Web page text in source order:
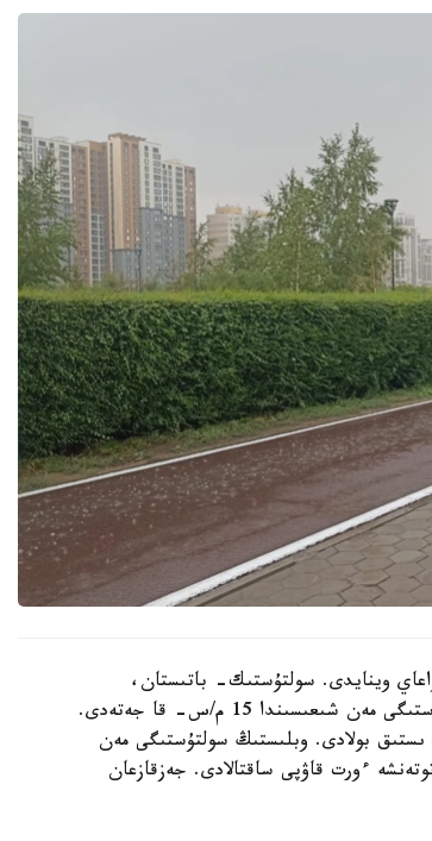
وينايدى. سولتۇستىك- باتىستان،
سولتۇستىكتەن سوعاتىن جەلدىڭ ەكپىنى كۇندىز وبلىستىڭ سولتۇستىگى مەن شىعىسىندا 15 م/س- قا جەتەدى.
اپتاپ ىستىق بولادى. وبلىستىڭ سولتۇستىگى مەن
ءورت قاۋپى ساقتالادى. جەزقازعان